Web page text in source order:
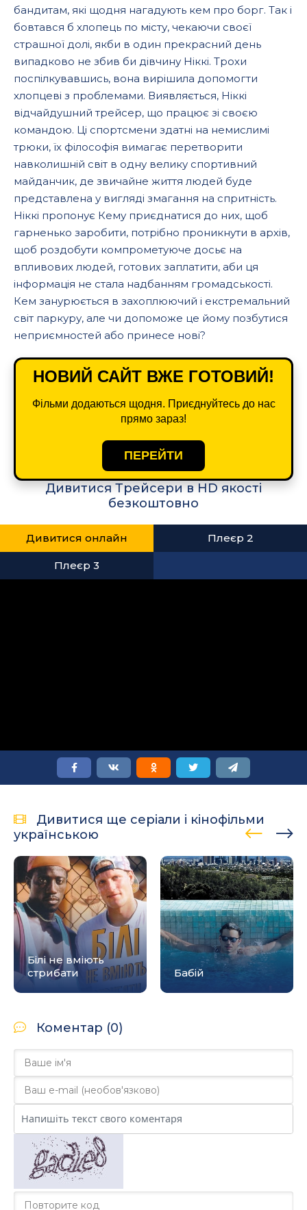
бандитам, які щодня нагадують кем про борг. Так і
бовтався б хлопець по місту, чекаючи своєї
страшної долі, якби в один прекрасний день
випадково не збив би дівчину Ніккі. Трохи
поспілкувавшись, вона вирішила допомогти
хлопцеві з проблемами. Виявляється, Ніккі
відчайдушний трейсер, що працює зі своєю
командою. Ці спортсмени здатні на немислимі
трюки, їх філософія вимагає перетворити
навколишній світ в одну велику спортивний
майданчик, де звичайне життя людей буде
представлена у вигляді змагання на спритність.
Ніккі пропонує Кему приєднатися до них, щоб
гарненько заробити, потрібно проникнути в архів,
щоб роздобути компрометуюче досьє на
впливових людей, готових заплатити, аби ця
інформація не стала надбанням громадськості.
Кем занурюється в захоплюючий і екстремальний
світ паркуру, але чи допоможе це йому позбутися
неприємностей або принесе нові?
НОВИЙ САЙТ ВЖЕ ГОТОВИЙ!
Фільми додаються щодня. Приєднуйтесь до нас
прямо зараз!
ПЕРЕЙТИ
Дивитися Трейсери в HD якості
безкоштовно
Дивитися онлайн Плеєр 2
Плеєр 3
Дивитися ще серіали і кінофільми
українською
Білі не вміють
стрибати
Бабій
Коментар (0)